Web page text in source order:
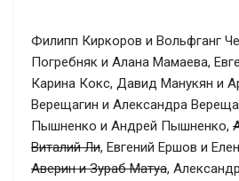
Филипп Киркоров и Вольфганг
Погребняк и Алана Мамаева,
Карина Кокс, Давид Манукян и
Верещагин и Александра
Пышненко и Андрей Пышненко,
Виталий Ли, Евгений Ершов и
Аверин и Зураб Матуа,